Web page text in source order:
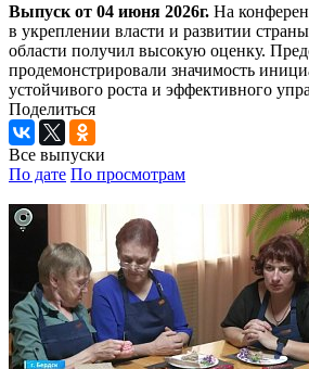
Выпуск от 04 июня 2026г. На
в укреплении власти и развитии
области получил высокую оценку.
продемонстрировали значимость
устойчивого роста и эффективного
Поделиться
Все выпуски
По дате По просмотрам